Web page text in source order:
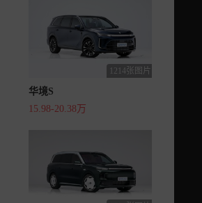
1214张图片
华境S
15.98-20.38万